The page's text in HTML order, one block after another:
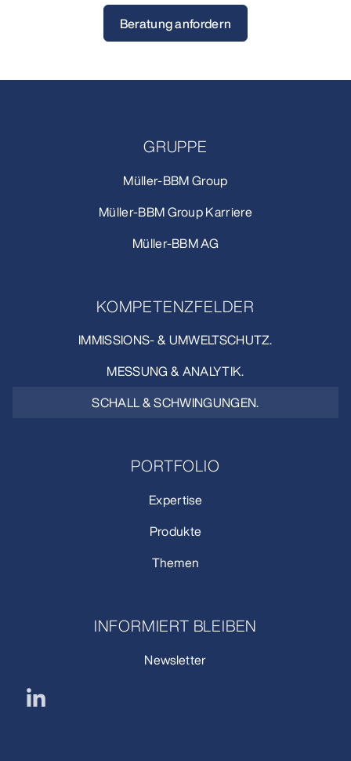
Beratung anfordern
GRUPPE
Müller-BBM Group
Müller-BBM Group Karriere
Müller-BBM AG
KOMPETENZFELDER
IMMISSIONS- & UMWELTSCHUTZ.
MESSUNG & ANALYTIK.
SCHALL & SCHWINGUNGEN.
PORTFOLIO
Expertise
Produkte
Themen
INFORMIERT BLEIBEN
Newsletter